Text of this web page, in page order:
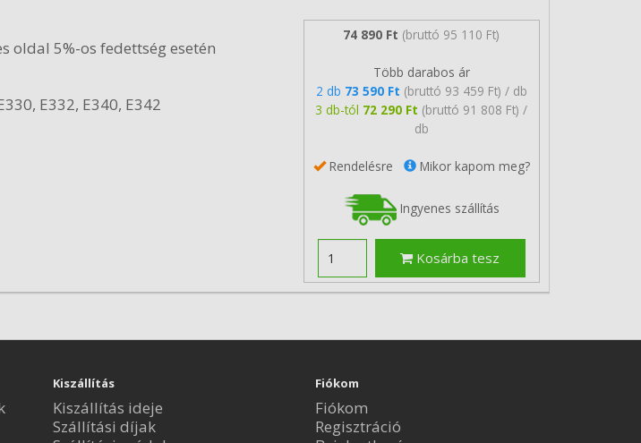
oldal 5%-os fedettség esetén
E332, E340, E342
74 890 Ft (bruttó 95 110 Ft)
Több darabos ár
2 db 73 590 Ft (bruttó 93 459 Ft) / db
3 db-tól 72 290 Ft (bruttó 91 808 Ft) /
db
Rendelésre Mikor kapom meg?
Ingyenes szállítás
Kosárba tesz
Kiszállítás
Kiszállítás ideje
Szállítási díjak
Fiókom
Fiókom
Regisztráció